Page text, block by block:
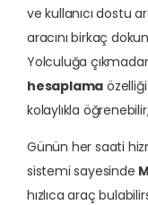
ve kullanıcı dostu
aracını birkaç
Yolculuğa
hesaplama
kolaylıkla
Günün her saati
sistemi sayesinde
hızlıca araç